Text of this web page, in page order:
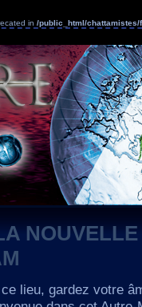
in /public_html/chattamistes/
lieu, gardez votre